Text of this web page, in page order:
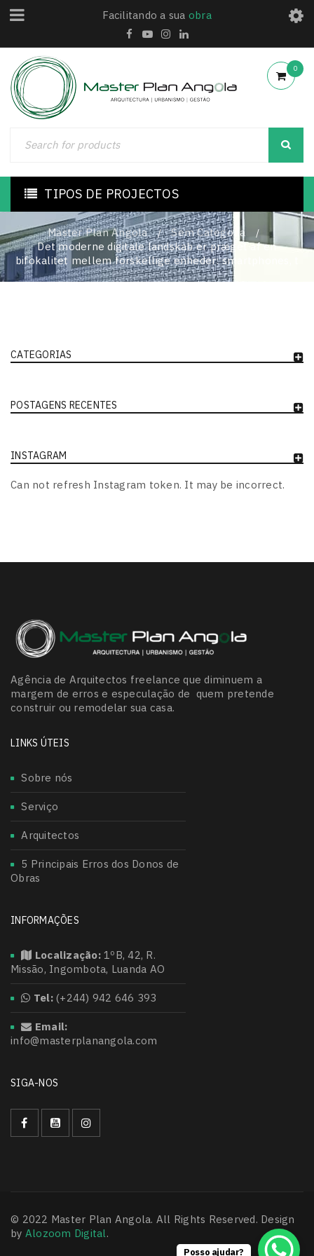
Facilitando a sua obra
0
TIPOS DE PROJECTOS
Master Plan Angola / Sem Categoria /
Det moderne digitale landskab er præget af en
bifokalitet mellem forskellige enheder: smartphones, t
CATEGORIAS
POSTAGENS RECENTES
INSTAGRAM
Can not refresh Instagram token. It may be incorrect.
Agência de Arquitectos freelance que diminuem a
margem de erros e especulação de quem pretende
construir ou remodelar sua casa.
LINKS ÚTEIS
Sobre nós
Serviço
Arquitectos
5 Principais Erros dos Donos de
Obras
INFORMAÇÕES
Localização: 1ºB, 42, R.
Missão, Ingombota, Luanda AO
Tel:(+244) 942 646 393
Email:
info@masterplanangola.com
SIGA-NOS
© 2022 Master Plan Angola. All Rights Reserved. Design
by Alozoom Digital.
Posso ajudar?